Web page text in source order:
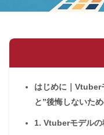
はじめに｜Vtuber
と”後悔しないた
1. Vtuberモデルの